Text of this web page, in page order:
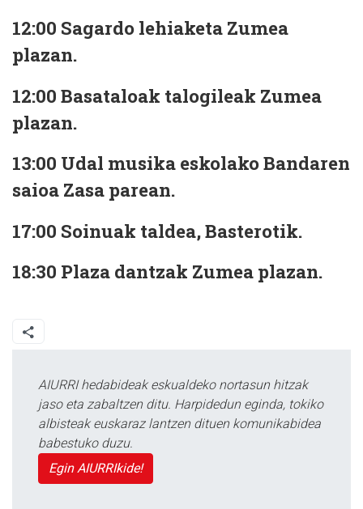
12:00 Sagardo lehiaketa Zumea
plazan.
12:00 Basataloak talogileak Zumea
plazan.
13:00 Udal musika eskolako Bandaren
saioa Zasa parean.
17:00 Soinuak taldea, Basterotik.
18:30 Plaza dantzak Zumea plazan.
AIURRI hedabideak eskualdeko nortasun hitzak
jaso eta zabaltzen ditu. Harpidedun eginda, tokiko
albisteak euskaraz lantzen dituen komunikabidea
babestuko duzu.
Egin AIURRIkide!